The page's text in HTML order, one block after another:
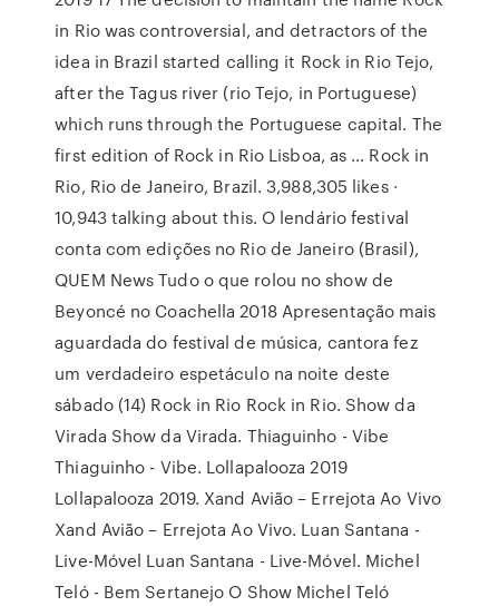
in Rio was controversial, and detractors of the
idea in Brazil started calling it Rock in Rio Tejo,
after the Tagus river (rio Tejo, in Portuguese)
which runs through the Portuguese capital. The
first edition of Rock in Rio Lisboa, as … Rock in
Rio, Rio de Janeiro, Brazil. 3,988,305 likes ·
10,943 talking about this. O lendário festival
conta com edições no Rio de Janeiro (Brasil),
QUEM News Tudo o que rolou no show de
Beyoncé no Coachella 2018 Apresentação mais
aguardada do festival de música, cantora fez
um verdadeiro espetáculo na noite deste
sábado (14) Rock in Rio Rock in Rio. Show da
Virada Show da Virada. Thiaguinho - Vibe
Thiaguinho - Vibe. Lollapalooza 2019
Lollapalooza 2019. Xand Avião – Errejota Ao Vivo
Xand Avião – Errejota Ao Vivo. Luan Santana -
Live-Móvel Luan Santana - Live-Móvel. Michel
Teló - Bem Sertanejo O Show Michel Teló